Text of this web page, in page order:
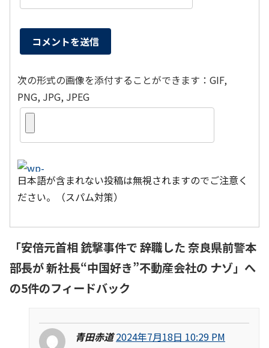
次の形式の画像を添付することができます：GIF,
PNG, JPG, JPEG
日本語が含まれない投稿は無視されますのでご注意く
ださい。（スパム対策）
「安倍元首相 銃撃事件で 辞職した 奈良県前警本
部長が 新社長“中国好き”不動産会社の ナゾ」へ
の5件のフィードバック
青田赤道 2024年7月18日 10:29 PM